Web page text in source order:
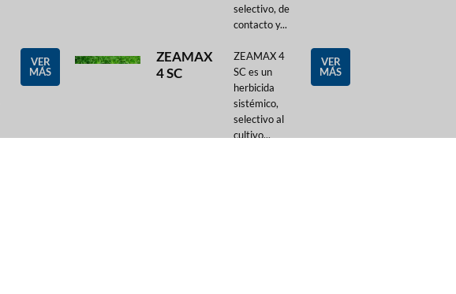
selectivo, de
contacto y...
VER
MÁS
ZEAMAX
4 SC
ZEAMAX 4
SC es un
herbicida
sistémico,
selectivo al
cultivo...
VER
MÁS